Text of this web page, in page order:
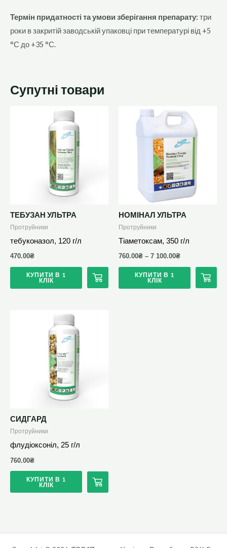
Термін придатності та умови зберігання препарату: три
роки в закритій заводській упаковці при температурі від +5
°С до +35 °С.
Супутні товари
ТЕБУЗАН УЛЬТРА
Протруйники
тебуконазол, 120 г/л
470.00₴
КУПИТИ В 1
КЛІК
НОМІНАЛ УЛЬТРА
Протруйники
Тіаметоксам, 350 г/л
760.00₴ – 7 100.00₴
КУПИТИ В 1
КЛІК
Параметри
можна
СИДГАРД
Протруйники
флудіоксоніл, 25 г/л
760.00₴
КУПИТИ В 1
КЛІК